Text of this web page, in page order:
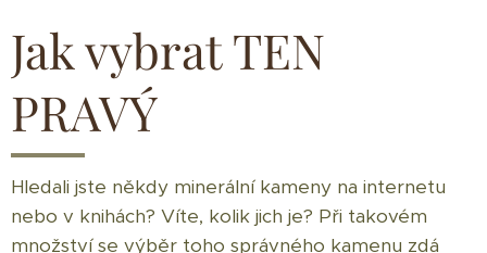
Jak vybrat TEN
PRAVÝ
Hledali jste někdy minerální kameny na internetu
nebo v knihách? Víte, kolik jich je? Při takovém
množství se výběr toho správného kamenu zdá